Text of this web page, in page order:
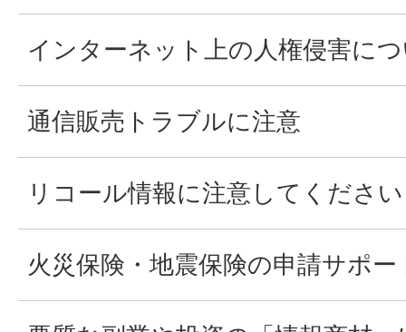
インターネット上の人権侵害に
通信販売トラブルに注意
リコール情報に注意してください
火災保険・地震保険の申請サポ